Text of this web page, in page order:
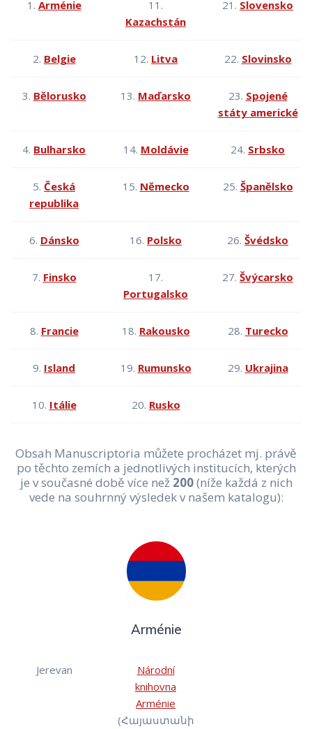
1. Arménie
11.
Kazachstán
21. Slovensko
2. Belgie 12. Litva 22. Slovinsko
3. Bělorusko 13. Maďarsko 23. Spojené
státy americké
4. Bulharsko 14. Moldávie 24. Srbsko
5. Česká
republika
15. Německo 25. Španělsko
6. Dánsko 16. Polsko 26. Švédsko
7. Finsko
17.
Portugalsko
27. Švýcarsko
8. Francie 18. Rakousko 28. Turecko
9. Island 19. Rumunsko 29. Ukrajina
10. Itálie 20. Rusko
Obsah Manuscriptoria můžete procházet mj. právě
po těchto zemích a jednotlivých institucích, kterých
je v současné době více než 200(níže každá z nich
vede na souhrnný výsledek v našem katalogu):
Arménie
Jerevan
Národní
knihovna
Arménie
(Հայաստանի